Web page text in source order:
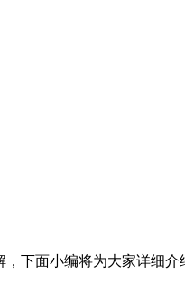
下面小编将为大家详细介